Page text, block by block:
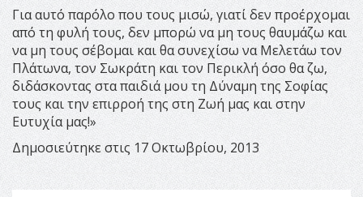
Για αυτό παρόλο που τους μισώ, γιατί δεν προέρχομαι
από τη φυλή τους, δεν μπορώ να μη τους θαυμάζω και
να μη τους σέβομαι και θα συνεχίσω να Μελετάω τον
Πλάτωνα, τον Σωκράτη και τον Περικλή όσο θα ζω,
διδάσκοντας στα παιδιά μου τη Δύναμη της Σοφίας
τους και την επιρροή της στη Ζωή μας και στην
Ευτυχία μας!»
Δημοσιεύτηκε στις 17 Οκτωβρίου, 2013